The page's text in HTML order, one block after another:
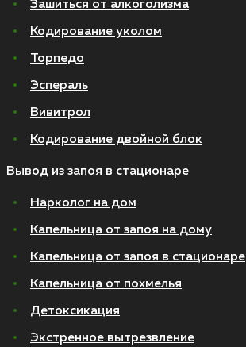
Зашиться от алкоголизма
Кодирование уколом
Торпедо
Эспераль
Вивитрол
Кодирование двойной блок
Вывод из запоя в стационаре
Нарколог на дом
Капельница от запоя на дому
Капельница от запоя в стационаре
Капельница от похмелья
Детоксикация
Экстренное вытрезвление